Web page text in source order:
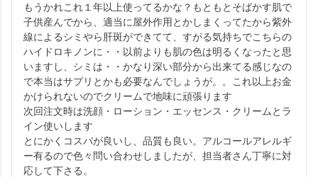
もうかれこれ１年以上使ってるかな？もともとそばかす肌で
子供産んでから、適当に屋外作用とかしまくってたから紫外
線によるシミやら肝斑ができてて、すがる気持ちでこちらの
ハイドロキノンに・・以前よりも肌の色は明るくなったと思
いますし、シミは・・かなり深い部分から出来てる感じなの
で本当はサプリとかも必要なんでしょうが。。これ以上お金
かけられないのでクリームで地味に頑張ります
次回注文時は洗顔・ローション・エッセンス・クリームとラ
イン使いします
とにかくコスパが良いし、品質も良い。アルコールアレルギ
ー有るので色々問い合わせしましたが、担当者さん丁寧に対
応して下さる。